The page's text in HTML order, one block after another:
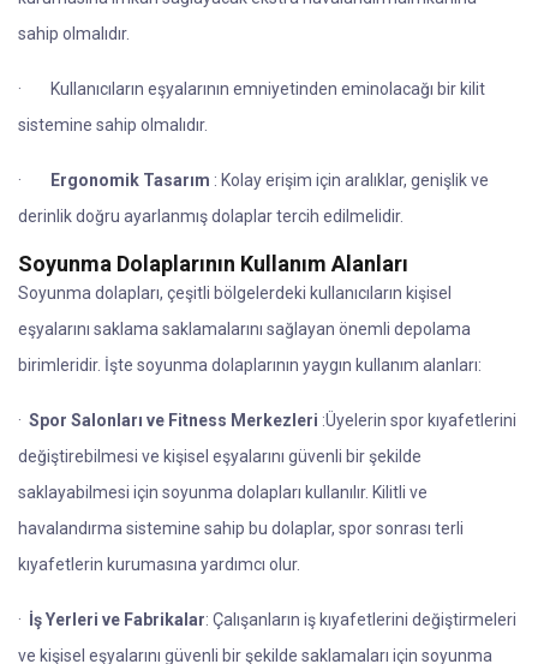
sahip olmalıdır.
·
Kullanıcıların eşyalarının emniyetinden eminolacağı bir kilit
sistemine sahip olmalıdır.
· Ergonomik Tasarım : Kolay erişim için aralıklar, genişlik ve
derinlik doğru ayarlanmış dolaplar tercih edilmelidir.
Soyunma Dolaplarının Kullanım Alanları
Soyunma dolapları, çeşitli bölgelerdeki kullanıcıların kişisel
eşyalarını saklama saklamalarını sağlayan önemli depolama
birimleridir. İşte soyunma dolaplarının yaygın kullanım alanları:
· Spor Salonları ve Fitness Merkezleri :Üyelerin spor kıyafetlerini
değiştirebilmesi ve kişisel eşyalarını güvenli bir şekilde
saklayabilmesi için soyunma dolapları kullanılır. Kilitli ve
havalandırma sistemine sahip bu dolaplar, spor sonrası terli
kıyafetlerin kurumasına yardımcı olur.
· İş Yerleri ve Fabrikalar: Çalışanların iş kıyafetlerini değiştirmeleri
ve kişisel eşyalarını güvenli bir şekilde saklamaları için soyunma